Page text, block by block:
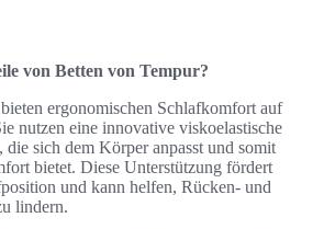
von Betten von Tempur?
ergonomischen Schlafkomfort auf
nutzen eine innovative viskoelastische
die sich dem Körper anpasst und somit
bietet. Diese Unterstützung fördert
und kann helfen, Rücken- und
lindern.